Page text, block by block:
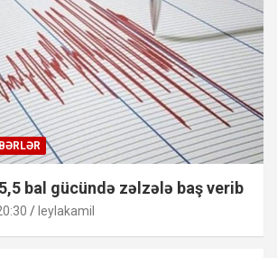
bal gücündə zəlzələ baş verib
leylakamil